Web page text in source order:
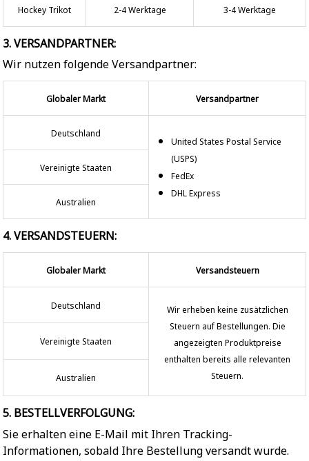
Hockey Trikot 2-4 Werktage 3-4 Werktage
3. VERSANDPARTNER:
Wir nutzen folgende Versandpartner:
Globaler Markt Versandpartner
Deutschland
United States Postal Service
(USPS)
FedEx
DHL Express
Vereinigte Staaten
Australien
4. VERSANDSTEUERN:
Globaler Markt Versandsteuern
Deutschland
Wir erheben keine zusätzlichen
Steuern auf Bestellungen. Die
angezeigten Produktpreise
enthalten bereits alle relevanten
Steuern.
Vereinigte Staaten
Australien
5. BESTELLVERFOLGUNG:
Sie erhalten eine E-Mail mit Ihren Tracking-
Informationen, sobald Ihre Bestellung versandt wurde.